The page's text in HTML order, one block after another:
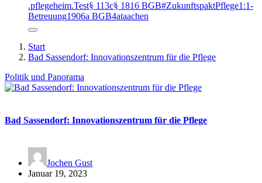
.pflegeheim.Test§ 113c§ 1816 BGB#ZukunftspaktPflege1:1-
Betreuung1906a BGB4ataachen
Start
Bad Sassendorf: Innovationszentrum für die Pflege
Politik und Panorama
Bad Sassendorf: Innovationszentrum für die Pflege
Jochen Gust
Januar 19, 2023